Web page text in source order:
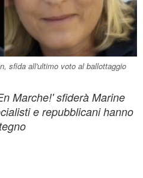
sfida all'ultimo voto al ballottaggio
Marche!' sfiderà Marine
e repubblicani hanno